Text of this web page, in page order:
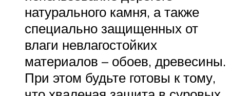
натурального камня, а также
специально защищенных от
влаги невлагостойких
материалов – обоев, древесины.
При этом будьте готовы к тому,